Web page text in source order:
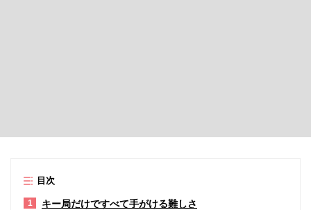
目次
1 キー局だけですべて手がける難しさ